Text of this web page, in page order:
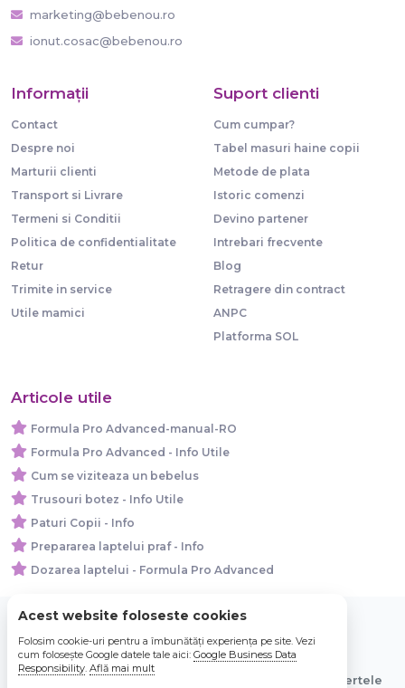
marketing@bebenou.ro
ionut.cosac@bebenou.ro
Informaţii
Contact
Despre noi
Marturii clienti
Transport si Livrare
Termeni si Conditii
Politica de confidentialitate
Retur
Trimite in service
Utile mamici
Suport clienti
Cum cumpar?
Tabel masuri haine copii
Metode de plata
Istoric comenzi
Devino partener
Intrebari frecvente
Blog
Retragere din contract
ANPC
Platforma SOL
Articole utile
Formula Pro Advanced-manual-RO
Formula Pro Advanced - Info Utile
Cum se viziteaza un bebelus
Trusouri botez - Info Utile
Paturi Copii - Info
Prepararea laptelui praf - Info
Dozarea laptelui - Formula Pro Advanced
© 2026 Bebe Nou Online Store SRL
Toate preturile sunt exprimate in lei si includ tva. Ofertele
Acest website foloseste cookies
Folosim cookie-uri pentru a îmbunătăți experiența pe site. Vezi
cum folosește Google datele tale aici: Google Business Data
Responsibility. Află mai mult